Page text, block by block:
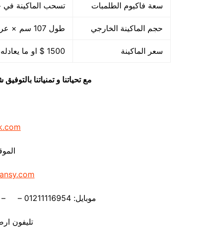
سعة فاكيوم الطلمبات تسحب الماكينة في حدود 40 متر مكعب هواء فاكيوم من
حجم الماكينة الخارجي طول 107 سم × عرض 85 سم × ارتفاع 105 سم
سعر الماكينة 1500 $ او ما يعادله بالجنيه المصرى
مع تحياتنا و تمنياتنا
موبايل: 01211116954 – – 01211116956 – – 01211116958
تليفون ارضي